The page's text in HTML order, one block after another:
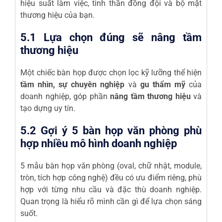
hiệu suất làm việc, tinh thần đồng đội và bộ mặt
thương hiệu của bạn.
5.1 Lựa chọn đúng sẽ nâng tầm
thương hiệu
Một chiếc bàn họp được chọn lọc kỹ lưỡng thể hiện
tầm nhìn, sự chuyên nghiệp và gu thẩm mỹcủa
doanh nghiệp, góp phần nâng tầm thương hiệu và
tạo dựng uy tín.
5.2 Gợi ý 5 bàn họp văn phòng phù
hợp nhiều mô hình doanh nghiệp
5 mẫu bàn họp văn phòng (oval, chữ nhật, module,
tròn, tích hợp công nghệ) đều có ưu điểm riêng, phù
hợp với từng nhu cầu và đặc thù doanh nghiệp.
Quan trọng là hiểu rõ mình cần gì để lựa chọn sáng
suốt.